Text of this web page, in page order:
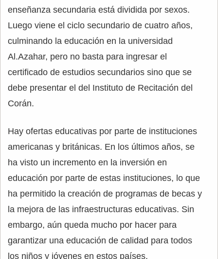
enseñanza secundaria está dividida por sexos.
Luego viene el ciclo secundario de cuatro años,
culminando la educación en la universidad
Al.Azahar, pero no basta para ingresar el
certificado de estudios secundarios sino que se
debe presentar el del Instituto de Recitación del
Corán.
Hay ofertas educativas por parte de instituciones
americanas y británicas. En los últimos años, se
ha visto un incremento en la inversión en
educación por parte de estas instituciones, lo que
ha permitido la creación de programas de becas y
la mejora de las infraestructuras educativas. Sin
embargo, aún queda mucho por hacer para
garantizar una educación de calidad para todos
los niños y jóvenes en estos países.